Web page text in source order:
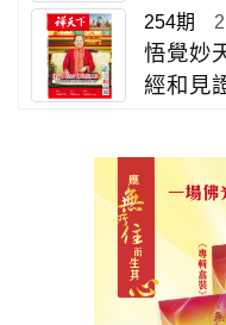
254期
悟覺妙
經和見